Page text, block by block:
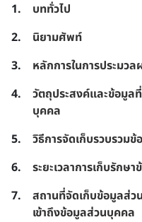
บททั่วไป
นิยามศัพท์
หลักการในการประมว
วัตถุประสงค์และข้อมูล
บุคคล
วิธีการจัดเก็บรวบรวม
ระยะเวลาการเก็บรักษ
สถานที่จัดเก็บข้อมูลส่ว
เข้าถึงข้อมูลส่วนบุคคล